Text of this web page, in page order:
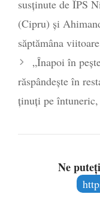
susținute de ÎPS
(Cipru) și
săptămâna
„Înapoi în
răspândește în
ținuți pe întuneric,
Ne